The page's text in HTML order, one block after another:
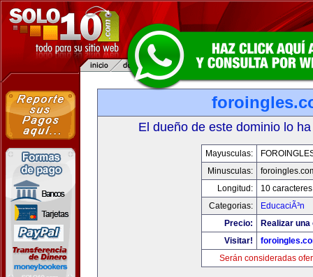
El dueño de este dominio lo
Mayusculas:
Minusculas:
Longitud:
10 caracteres
Categorias:
EducaciÃ³n
Precio:
Realizar
Visitar!
Serán consideradas